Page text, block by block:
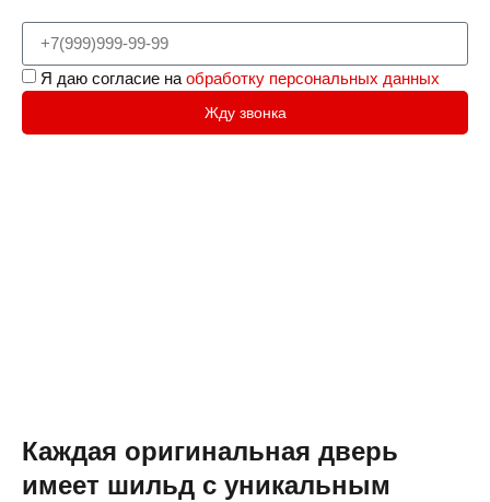
Я даю согласие на обработку персональных данных
Жду звонка
Каждая оригинальная дверь
имеет шильд с уникальным